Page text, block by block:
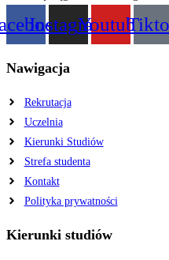
InstagramYoutube
Nawigacja
Rekrutacja
Uczelnia
Kierunki Studiów
Strefa studenta
Kontakt
Polityka prywatności
Kierunki studiów